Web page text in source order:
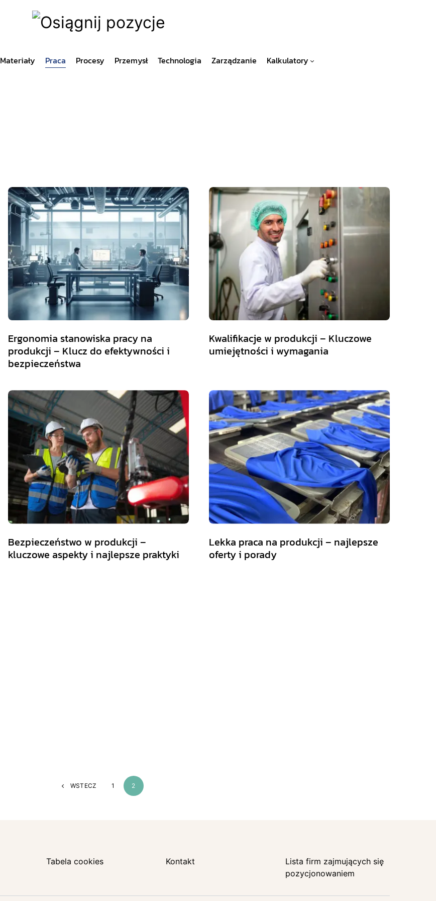
Materiały Praca Procesy Przemysł Technologia Zarządzanie Kalkulatory
Ergonomia stanowiska pracy na
produkcji – Klucz do efektywności i
bezpieczeństwa
Kwalifikacje w produkcji – Kluczowe
umiejętności i wymagania
Bezpieczeństwo w produkcji –
kluczowe aspekty i najlepsze praktyki
Lekka praca na produkcji – najlepsze
oferty i porady
WSTECZ 1 2
Tabela cookies Kontakt
Lista firm zajmujących się
pozycjonowaniem